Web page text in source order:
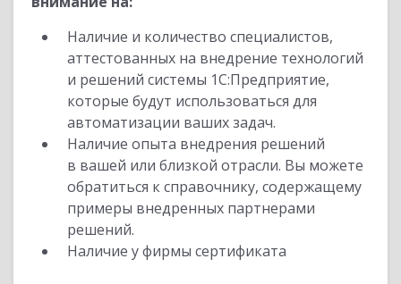
Наличие и количество специалистов,
аттестованных на внедрение технологий
и решений системы 1С:Предприятие,
которые будут использоваться для
автоматизации ваших задач.
Наличие опыта внедрения решений
в вашей или близкой отрасли. Вы можете
обратиться к справочнику, содержащему
примеры внедренных партнерами
решений.
Наличие у фирмы сертификата